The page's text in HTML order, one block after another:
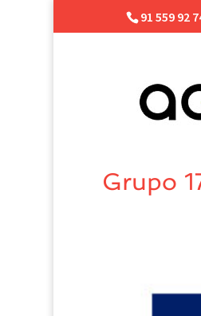
91 559 92
Grupo